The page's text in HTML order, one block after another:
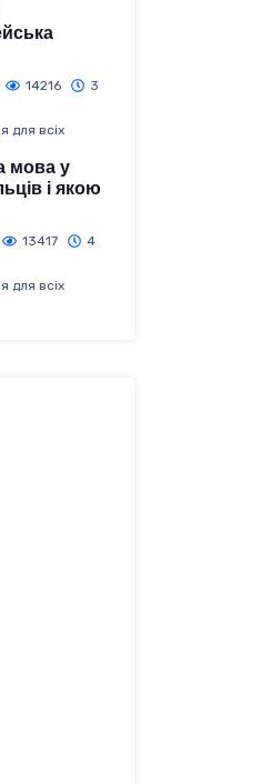
14216
3
для всіх
мова у
і якою
13417
4
для всіх